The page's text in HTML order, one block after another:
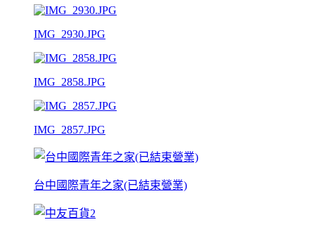
IMG_2930.JPG
IMG_2858.JPG
IMG_2857.JPG
台中國際青年之家(已結束營業)